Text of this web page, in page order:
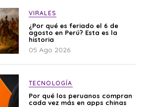
VIRALES
¿Por qué es feriado el 6 de
agosto en Perú? Esta es la
historia
05 Ago 2026
TECNOLOGÍA
Por qué los peruanos compran
cada vez más en apps chinas